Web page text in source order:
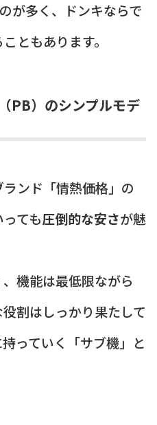
が多く、ドンキならで
ともあります。
PB）のシンプルモデ
ンド「情熱価格」の
ても圧倒的な安さが魅
機能は最低限ながら
割はしっかり果たして
っていく「サブ機」と